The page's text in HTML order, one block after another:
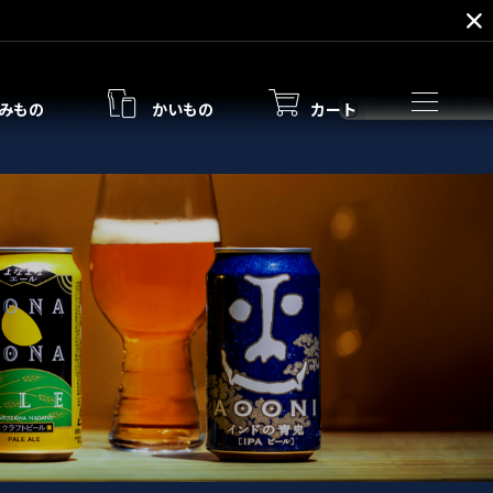
もの かいもの カート